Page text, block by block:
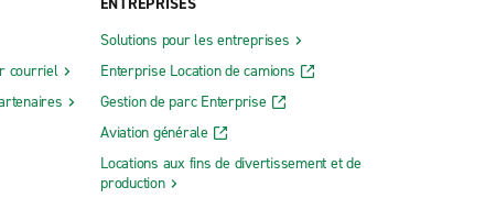
courriel
Solutions pour les entreprises
Enterprise Location de camions
Gestion de parc Enterprise
Aviation générale
Locations aux fins de divertissement et de
production